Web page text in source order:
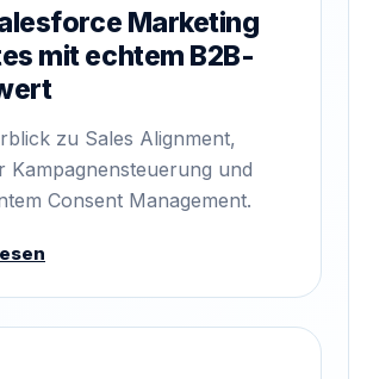
Marketing
mit echtem B2B-
zu Sales Alignment,
Kampagnensteuerung und
Consent Management.